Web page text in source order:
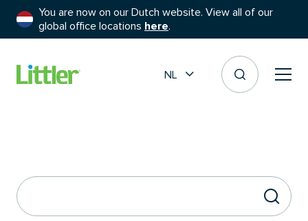
You are now on our Dutch website. View all of our
global office locations here.
NL